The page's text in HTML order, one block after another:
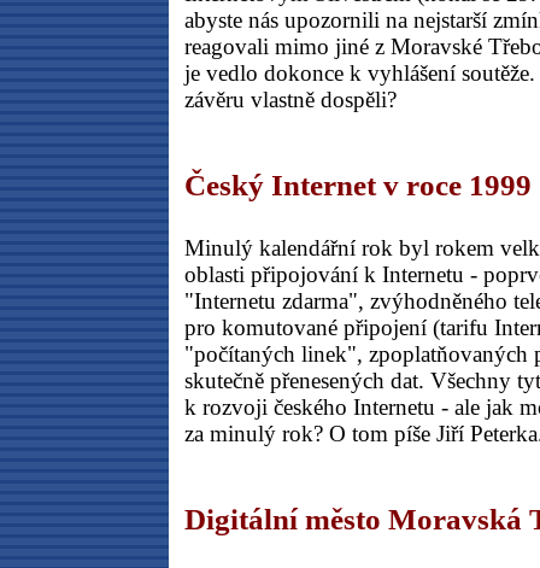
abyste nás upozornili na nejstarší
reagovali mimo jiné z Moravské
je vedlo dokonce k vyhlášení
závěru vlastně dospěli?
Český Internet v roce 1999
Minulý kalendářní rok byl rokem
oblasti připojování k Internetu -
"Internetu zdarma", zvýhodněného
pro komutované připojení (tarifu
"počítaných linek", zpoplatňovaných
skutečně přenesených dat. Všechny
k rozvoji českého Internetu - ale jak
za minulý rok? O tom píše Jiří
Digitální město Moravská